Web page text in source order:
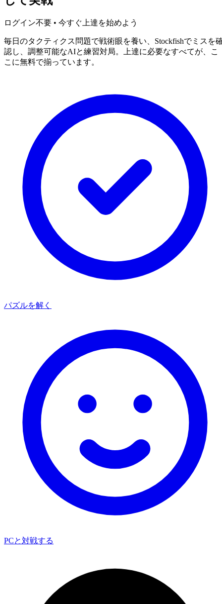
ログイン不要 • 今すぐ上達を始めよう
毎日のタクティクス問題で戦術眼を養い、Stockfishでミスを
認し、調整可能なAIと練習対局。上達に必要なすべてが、こ
こに無料で揃っています。
パズルを解く
PCと対戦する